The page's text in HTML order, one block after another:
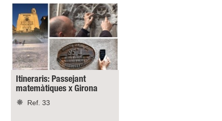
Itineraris: Passejant
matemàtiques x Girona
Ref. 33